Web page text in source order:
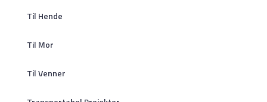
Til Hende
Til Mor
Til Venner